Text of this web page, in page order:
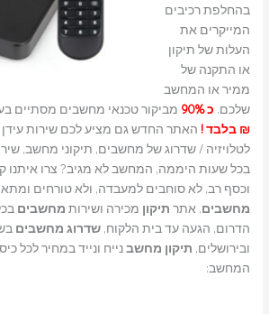
בהחלפת רכיבים
המייקרים את
העלות של תיקון
או התקנה של
ממיר או המחשב
שלכם. כ 90% מביקור טכנאי מחשבים מסתיים
₪ בלבד ! האתר החדש גם מציע לכם שירות
לטלויזיה / שדרוג של מחשבים, תיקוני מחשב,
בכל שעות היממה, המחשב לא מגיב? צרו איתנו
וכסף רב, לא סוחבים למעבדה, ולא טורחים
מחשבים, אתר תיקון מכירה ושירות מחשבים
הדרום, הגעה עד בית הלקוח,שדרוג מחשבים
ובירושלים, תיקון מחשבנייח ונייד במחיר לכל
המחשב: